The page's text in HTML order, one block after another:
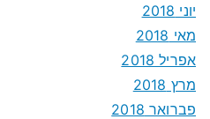
יוני 2018
מאי 2018
אפריל 2018
מרץ 2018
פברואר 2018